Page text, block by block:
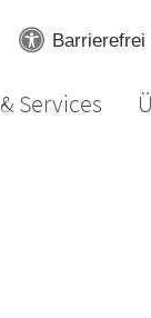
Services
Barrierefrei